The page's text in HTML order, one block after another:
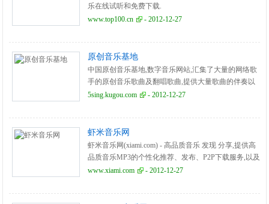
乐在线试听和免费下载.
www.top100.cn
- 2012-12-27
原创音乐基地
中国原创音乐基地,数字音乐网站,汇集了大量的网络歌
手的原创音乐歌曲及翻唱歌曲,提供大量歌曲的伴奏以
及歌词免费下载,将喜爱的音乐或者歌曲作为手机彩铃
5sing.kugou.com - 2012-12-27
虾米音乐网
虾米音乐网(xiami.com) - 高品质音乐 发现 分享,提供高
品质音乐MP3的个性化推荐、发布、P2P下载服务,以及
线下音乐活动等互动内容.
www.xiami.com - 2012-12-27